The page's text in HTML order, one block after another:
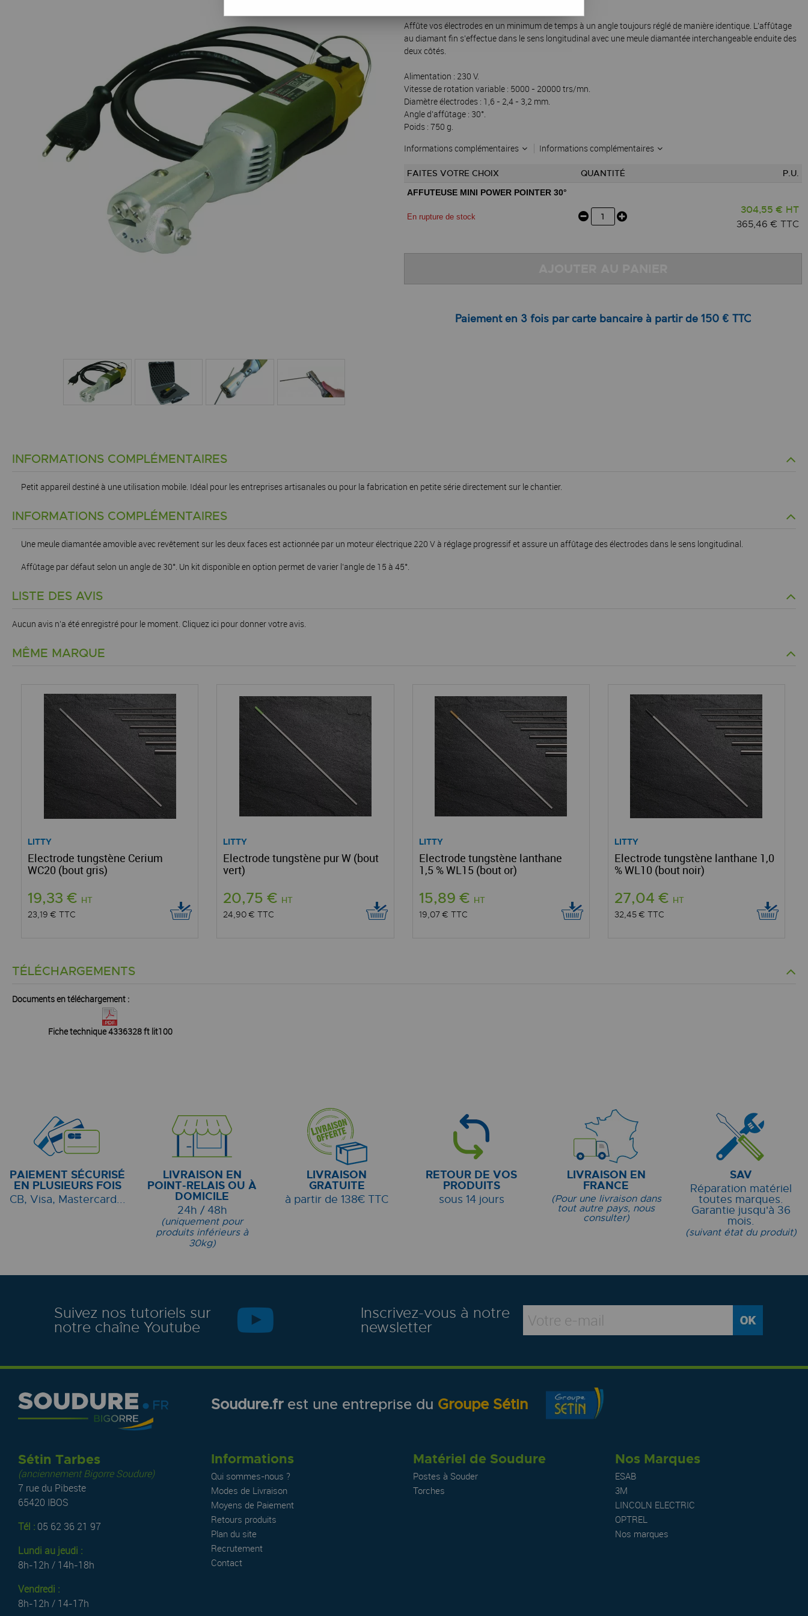
Réf. :28723
Affûte vos électrodes en un minimum de temps à un angle toujours réglé de manière identique. L'affûtage
au diamant fin s'effectue dans le sens longitudinal avec une meule diamantée interchangeable enduite des
deux côtés.
Alimentation : 230 V.
Vitesse de rotation variable : 5000 - 20000 trs/mn.
Diamètre électrodes : 1,6 - 2,4 - 3,2 mm.
Angle d'affûtage : 30°.
Poids : 750 g.
Informations complémentaires
Informations complémentaires
FAITES VOTRE CHOIX QUANTITÉ P.U.
AFFUTEUSE MINI POWER POINTER 30°
En rupture de stock
304,55 € HT
365,46 € TTC
Paiement en 3 fois par carte bancaire à partir de 150 € TTC
INFORMATIONS COMPLÉMENTAIRES
Petit appareil destiné à une utilisation mobile. Idéal pour les entreprises artisanales ou pour la fabrication en petite série directement sur le chantier.
INFORMATIONS COMPLÉMENTAIRES
Une meule diamantée amovible avec revêtement sur les deux faces est actionnée par un moteur électrique 220 V à réglage progressif et assure un affûtage des électrodes dans le sens longitudinal.
Affûtage par défaut selon un angle de 30°. Un kit disponible en option permet de varier l’angle de 15 à 45°.
LISTE DES AVIS
Aucun avis n'a été enregistré pour le moment. Cliquez ici pour donner votre avis.
MÊME MARQUE
LITTY
Electrode tungstène Cerium
WC20 (bout gris)
19,33 € HT
23,19 € TTC
LITTY
Electrode tungstène pur W (bout
vert)
20,75 € HT
24,90 €TTC
LITTY
Electrode tungstène lanthane
1,5 % WL15 (bout or)
15,89 € HT
19,07 € TTC
LITTY
Electrode tungstène lanthane 1,0
% WL10 (bout noir)
27,04 € HT
32,45 € TTC
TÉLÉCHARGEMENTS
Documents en téléchargement :
Fiche technique 4336328 ft lit100
PAIEMENT SÉCURISÉ
EN PLUSIEURS FOIS
CB, Visa, Mastercard...
LIVRAISON EN
POINT-RELAIS OU À
DOMICILE
24h / 48h
(uniquement pour
produits inférieurs à
30kg)
LIVRAISON
GRATUITE
à partir de 138€ TTC
RETOUR DE VOS
PRODUITS
sous 14 jours
LIVRAISON EN
FRANCE
(Pour une livraison dans
tout autre pays, nous
consulter)
SAV
Réparation matériel
toutes marques.
Garantie jusqu'à 36
mois.
(suivant état du produit)
Suivez nos tutoriels sur
notre chaîne Youtube
Inscrivez-vous à notre
newsletter
Soudure.frest une entreprise du Groupe Sétin
Sétin Tarbes
(anciennement Bigorre Soudure)
7 rue du Pibeste
65420 IBOS
Tél : 05 62 36 21 97
Lundi au jeudi :
8h-12h / 14h-18h
Vendredi :
8h-12h / 14-17h
Informations
Qui sommes-nous ?
Modes de Livraison
Moyens de Paiement
Retours produits
Plan du site
Recrutement
Contact
Matériel de Soudure
Postes à Souder
Torches
Nos Marques
ESAB
3M
LINCOLN ELECTRIC
OPTREL
Nos marques